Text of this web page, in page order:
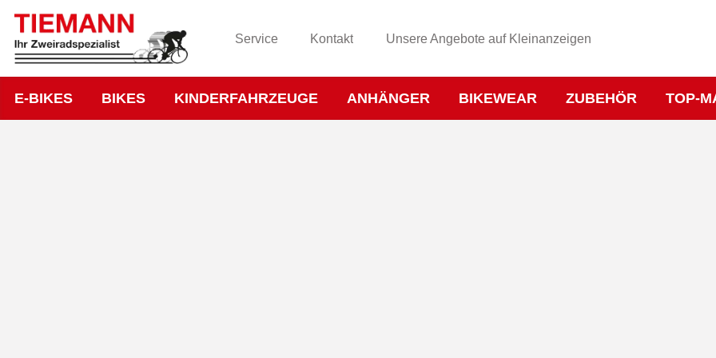
Service Kontakt Unsere Angebote auf Kleinanzeigen
E-BIKES BIKES KINDERFAHRZEUGE ANHÄNGER BIKEWEAR ZUBEHÖR TOP-